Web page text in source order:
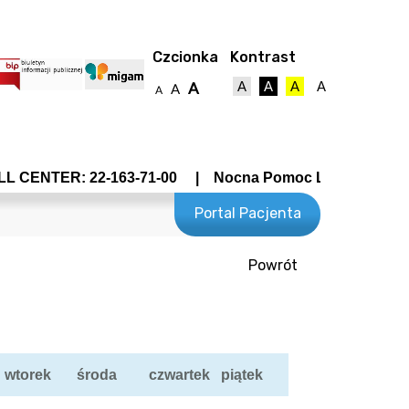
Czcionka
A A A
Kontrast
A A A A
22-163-71-00 | Nocna Pomoc Lekarska -
Portal Pacjenta
Powrót
wtorek środa czwartek piątek